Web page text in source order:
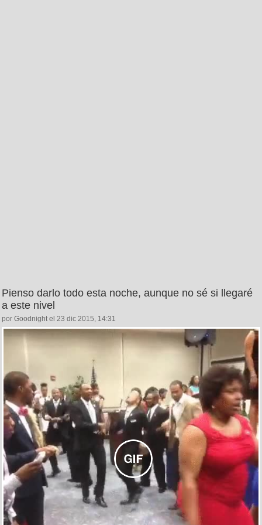
Pienso darlo todo esta noche, aunque no sé si llegaré
a este nivel
por Goodnight el 23 dic 2015, 14:31